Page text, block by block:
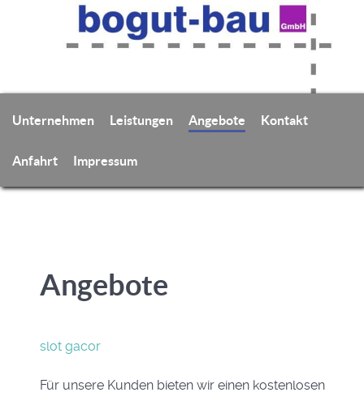
Unternehmen Leistungen Angebote Kontakt
Anfahrt Impressum
Angebote
slot gacor
Für unsere Kunden bieten wir einen kostenlosen